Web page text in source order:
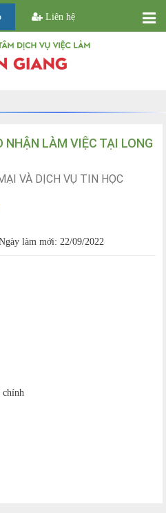
Liên hệ
NHẬN LÀM VIỆC TẠI LONG
VÀ DỊCH VỤ TIN HỌC
làm mới: 22/09/2022
chính